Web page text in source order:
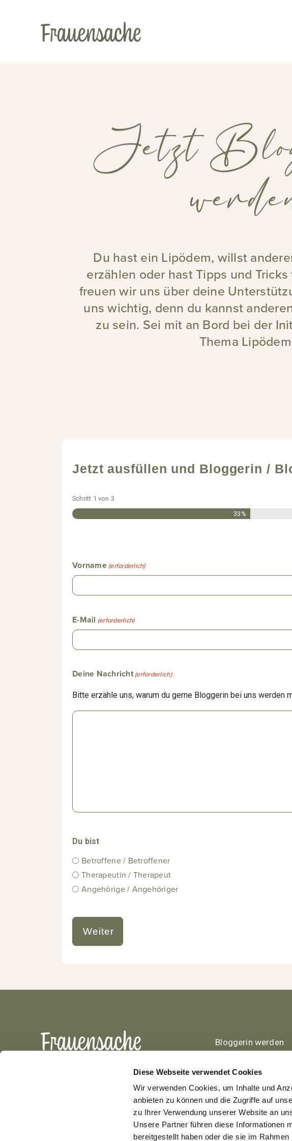
Diese Webseite verwendet Cookies
Wir verwenden Cookies, um Inhalte und
anbieten zu können und die Zugriffe auf
zu Ihrer Verwendung unserer Website an
Unsere Partner führen diese Informationen
bereitgestellt haben oder die sie im
Jetzt
Du hast ein Lipödem, willst
erzählen oder hast Tipps und
freuen wir uns über deine
uns wichtig, denn du kannst
zu sein. Sei mit an Bord bei der
Thema
Jetzt ausfüllen und Bloggerin /
Schritt 1 von 3
33%
Vorname (erforderlich)
E-Mail (erforderlich)
Deine Nachricht (erforderlich)
Bitte erzähle uns, warum du gerne Bloggerin bei uns werden
Du bist
Betroffene / Betroffener
Therapeutin / Therapeut
Angehörige / Angehöriger
Bloggerin werden
Kontakt